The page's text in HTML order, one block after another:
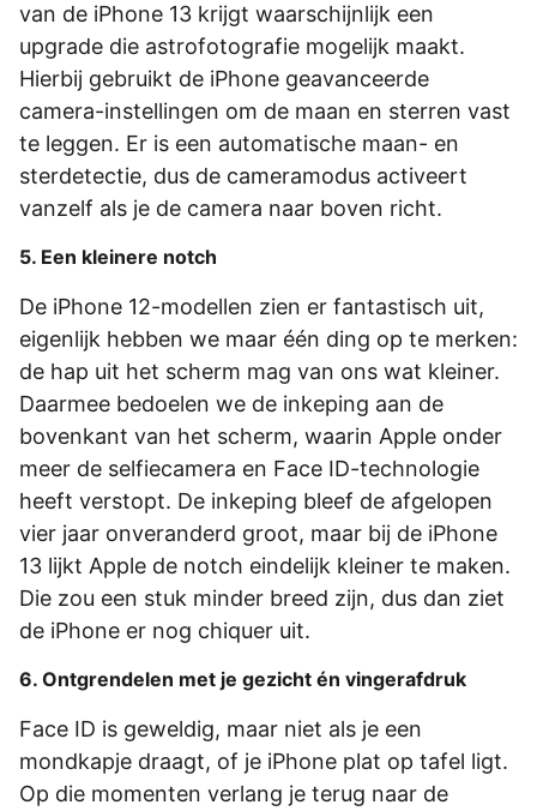
van de iPhone 13 krijgt waarschijnlijk een
upgrade die astrofotografie mogelijk maakt.
Hierbij gebruikt de iPhone geavanceerde
camera-instellingen om de maan en sterren vast
te leggen. Er is een automatische maan- en
sterdetectie, dus de cameramodus activeert
vanzelf als je de camera naar boven richt.
5. Een kleinere notch
De iPhone 12-modellen zien er fantastisch uit,
eigenlijk hebben we maar één ding op te merken:
de hap uit het scherm mag van ons wat kleiner.
Daarmee bedoelen we de inkeping aan de
bovenkant van het scherm, waarin Apple onder
meer de selfiecamera en Face ID-technologie
heeft verstopt. De inkeping bleef de afgelopen
vier jaar onveranderd groot, maar bij de iPhone
13 lijkt Apple de notch eindelijk kleiner te maken.
Die zou een stuk minder breed zijn, dus dan ziet
de iPhone er nog chiquer uit.
6. Ontgrendelen met je gezicht én vingerafdruk
Face ID is geweldig, maar niet als je een
mondkapje draagt, of je iPhone plat op tafel ligt.
Op die momenten verlang je terug naar de